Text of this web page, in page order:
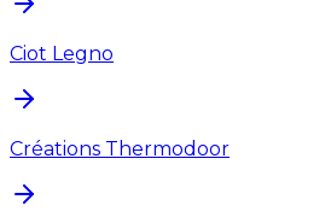
Ciot Legno
Créations Thermodoor